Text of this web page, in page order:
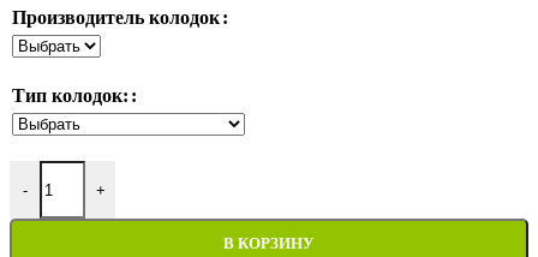
Производитель колодок
Тип колодок:
-
Количество товара Тормозные колодки Honda VFR800F
+
В КОРЗИНУ